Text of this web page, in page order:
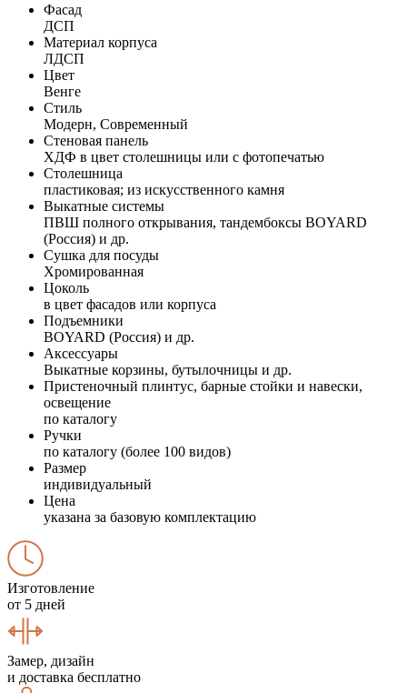
Фасад
ДСП
Материал корпуса
ЛДСП
Цвет
Венге
Стиль
Модерн, Современный
Стеновая панель
ХДФ в цвет столешницы или с фотопечатью
Столешница
пластиковая; из искусственного камня
Выкатные системы
ПВШ полного открывания, тандембоксы BOYARD
(Россия) и др.
Сушка для посуды
Хромированная
Цоколь
в цвет фасадов или корпуса
Подъемники
BOYARD (Россия) и др.
Аксессуары
Выкатные корзины, бутылочницы и др.
Пристеночный плинтус, барные стойки и навески,
освещение
по каталогу
Ручки
по каталогу (более 100 видов)
Размер
индивидуальный
Цена
указана за базовую комплектацию
Изготовление
от 5 дней
Замер, дизайн
и доставка бесплатно